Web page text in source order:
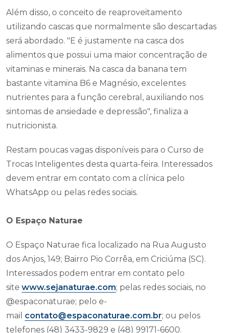
Além disso, o conceito de reaproveitamento
utilizando cascas que normalmente são descartadas
será abordado. "E é justamente na casca dos
alimentos que possui uma maior concentração de
vitaminas e minerais. Na casca da banana tem
bastante vitamina B6 e Magnésio, excelentes
nutrientes para a função cerebral, auxiliando nos
sintomas de ansiedade e depressão", finaliza a
nutricionista.
Restam poucas vagas disponíveis para o Curso de
Trocas Inteligentes desta quarta-feira. Interessados
devem entrar em contato com a clínica pelo
WhatsApp ou pelas redes sociais.
O Espaço Naturae
O Espaço Naturae fica localizado na Rua Augusto
dos Anjos, 149; Bairro Pio Corrêa, em Criciúma (SC).
Interessados podem entrar em contato pelo
site www.sejanaturae.com; pelas redes sociais, no
@espaconaturae; pelo e-
mail contato@espaconaturae.com.br; ou pelos
telefones (48) 3433-9829 e (48) 99171-6600.